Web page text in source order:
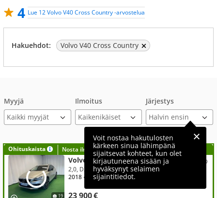
4 Lue 12 Volvo V40 Cross Country -arvostelua
Hakuehdot: Volvo V40 Cross Country
Myyjä
Kaikki myyjät
Ilmoitus Järjestys
Voit nostaa hakutulosten
kärkeen sinua lähimpänä
sijaitsevat kohteet, kun olet
kirjautuneena sisään ja
hyväksynyt selaimen
sijaintitiedot.
Ohituskaista Nosta ilmoituksesi tähän?
19
Volvo V40 Cross Country
23 900 €
2,0, D2 Edition 90 aut
2018 ● 53 000 km● Diesel